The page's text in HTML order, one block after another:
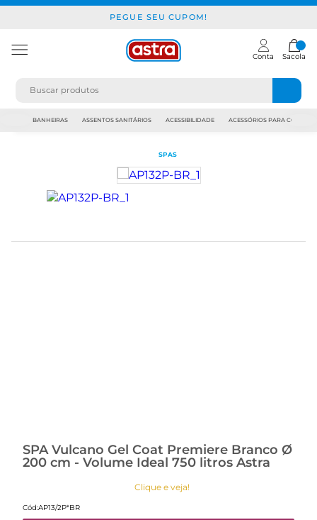
PEGUE SEU CUPOM!
Conta Sacola
BANHEIRAS ASSENTOS SANITÁRIOS ACESSIBILIDADE ACESSÓRIOS PARA
SPAS
SPA Vulcano Gel Coat Premiere Branco Ø
200 cm - Volume Ideal 750 litros Astra
Clique e veja!
Cód:AP13/2P*BR